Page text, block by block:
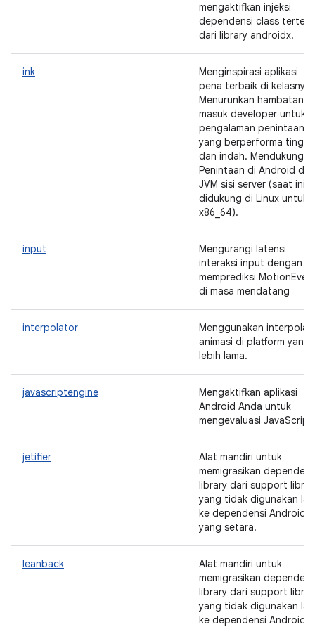
mengaktifkan injeksi
dependensi class
dari library androidx.
ink
Menginspirasi aplikasi
pena terbaik di kelasnya.
Menurunkan hambatan
masuk developer untuk
pengalaman penintaan
yang berperforma tinggi
dan indah. Mendukung
Penintaan di Android dan
JVM sisi server (saat ini
didukung di Linux untuk
x86_64).
input
Mengurangi latensi
interaksi input dengan
memprediksi
di masa mendatang
interpolator
Menggunakan
animasi di platform yang
lebih lama.
javascriptengine
Mengaktifkan aplikasi
Android Anda untuk
mengevaluasi JavaScript.
jetifier
Alat mandiri untuk
memigrasikan
library dari support
yang tidak digunakan
ke dependensi AndroidX
yang setara.
leanback
Alat mandiri untuk
memigrasikan
library dari support
yang tidak digunakan
ke dependensi AndroidX